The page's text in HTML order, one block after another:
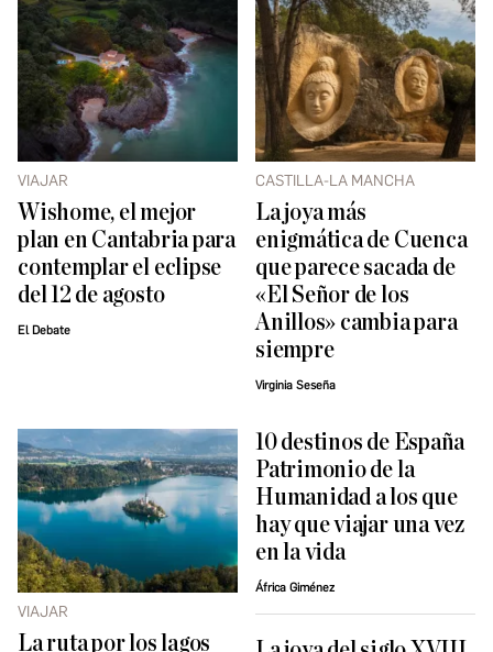
VIAJAR
Wishome, el mejor
plan en Cantabria para
contemplar el eclipse
del 12 de agosto
El Debate
CASTILLA-LA MANCHA
La joya más
enigmática de Cuenca
que parece sacada de
«El Señor de los
Anillos» cambia para
siempre
Virginia Seseña
VIAJAR
La ruta por los lagos
10 destinos de España
Patrimonio de la
Humanidad a los que
hay que viajar una vez
en la vida
África Giménez